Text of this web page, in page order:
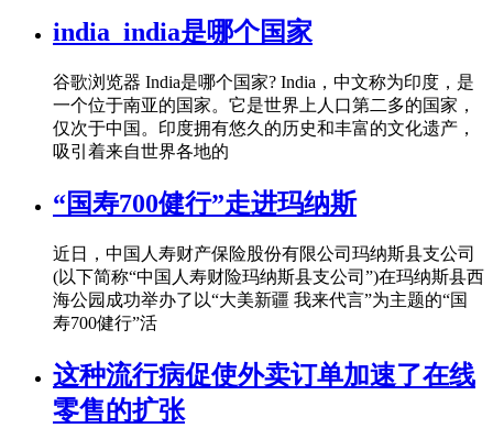
india_india是哪个国家
谷歌浏览器 India是哪个国家? India，中文称为印度，是
一个位于南亚的国家。它是世界上人口第二多的国家，
仅次于中国。印度拥有悠久的历史和丰富的文化遗产，
吸引着来自世界各地的
“国寿700健行”走进玛纳斯
近日，中国人寿财产保险股份有限公司玛纳斯县支公司
(以下简称“中国人寿财险玛纳斯县支公司”)在玛纳斯县西
海公园成功举办了以“大美新疆 我来代言”为主题的“国
寿700健行”活
这种流行病促使外卖订单加速了在线
零售的扩张